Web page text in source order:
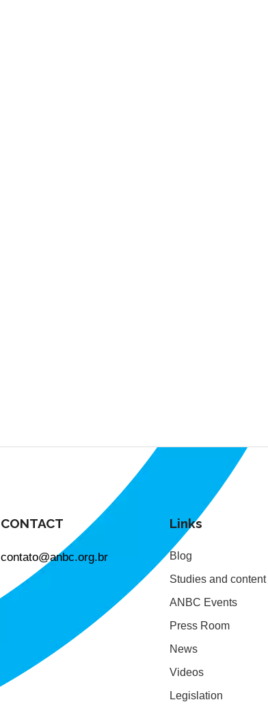
CONTACT
contato@anbc.org.br
Links
Blog
Studies and content
ANBC Events
Press Room
News
Videos
Legislation